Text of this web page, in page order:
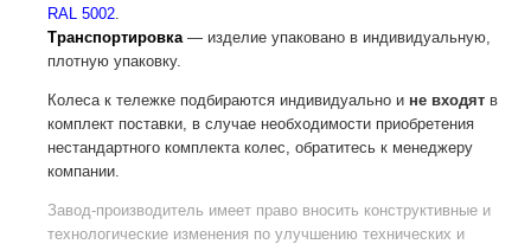
RAL 5002
Транспортировка — изделие упаковано в индивидуальную,
плотную упаковку.
Колеса к тележке подбираются индивидуально и не входят в
комплект поставки, в случае необходимости приобретения
нестандартного комплекта колес, обратитесь к менеджеру
компании.
Завод-производитель имеет право вносить конструктивные и
технологические изменения по улучшению технических и